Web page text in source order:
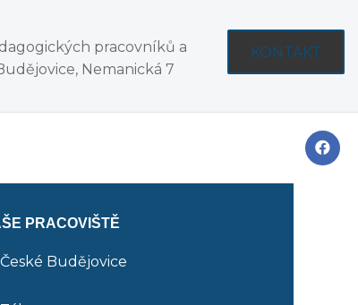
KONTAKT
pracovníků a
Nemanická 7
PRACOVIŠTĚ
České Budějovice